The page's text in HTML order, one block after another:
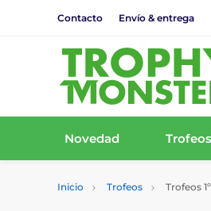
Contacto Envío & entrega
Novedad Trofeos
Inicio Trofeos Trofeos